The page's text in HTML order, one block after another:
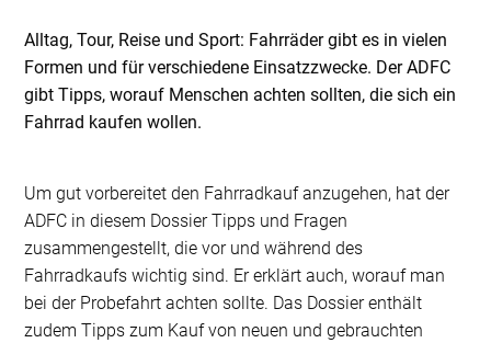
Alltag, Tour, Reise und Sport: Fahrräder gibt es in vielen
Formen und für verschiedene Einsatzzwecke. Der ADFC
gibt Tipps, worauf Menschen achten sollten, die sich ein
Fahrrad kaufen wollen.
Um gut vorbereitet den Fahrradkauf anzugehen, hat der
ADFC in diesem Dossier Tipps und Fragen
zusammengestellt, die vor und während des
Fahrradkaufs wichtig sind. Er erklärt auch, worauf man
bei der Probefahrt achten sollte. Das Dossier enthält
zudem Tipps zum Kauf von neuen und gebrauchten